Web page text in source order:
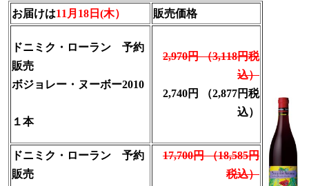
お届けは11月18日(木） 販売価格
ドニミク・ローラン 予約
販売
ボジョレー・ヌーボー2010
１本
2,970円（3,118円税
込）
2,740円
（2,877円税
込）
ドニミク・ローラン 予約
販売
17,700円 （18,585円
税込）